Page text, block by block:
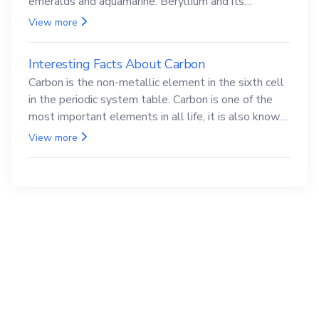
compounds are both carcinogenic.
View more
Interesting Facts About Carbon
Carbon is the non-metallic element in the sixth cell
in the periodic system table. Carbon is one of the
most important elements in all life, it is also known
as the back.
View more